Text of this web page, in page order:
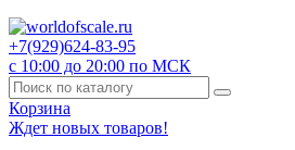
+7(929)624-83-95
с 10:00 до 20:00 по МСК
Корзина
Ждет новых товаров!